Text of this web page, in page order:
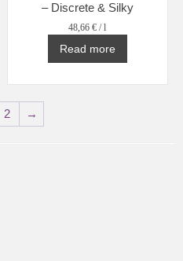
– Discrete & Silky
48,66€ /l
Read more
2 →